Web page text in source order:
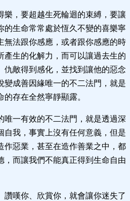
樂，要超越生死輪迴的束縛，要讓
的生命常常處於恆久不變的喜樂寧
無法跟你感應，或者跟你感應的時
產生的化解力，而可以讓過去生的
仇敵得到感化，並找到讓他的惡念
變成善因緣唯一的不二法門，就是
存在全然寧靜顯露。
唯一有效的不二法門，就是透過深
自我，事實上沒有任何意義，但是
作惡業，甚至在造作善業之中，都
，而讓我們不能真正得到生命自由
讚嘆你、欣賞你，就會讓你迷失了